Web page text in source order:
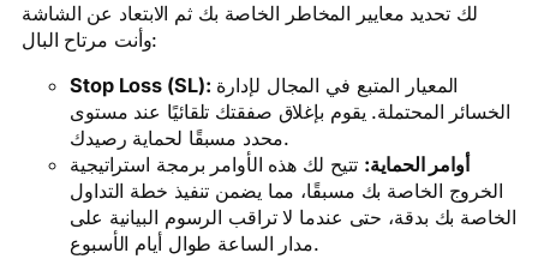
لك تحديد معايير المخاطر الخاصة بك ثم الابتعاد عن الشاشة
وأنت مرتاح البال:
Stop Loss (SL):
الخسائر المحتملة. يقوم بإغلاق صفقتك تلقائيًا عند مستوى
محدد مسبقًا لحماية رصيدك.
أوامر الحماية: تتيح لك هذه الأوامر برمجة استراتيجية
الخروج الخاصة بك مسبقًا، مما يضمن تنفيذ خطة التداول
الخاصة بك بدقة، حتى عندما لا تراقب الرسوم البيانية على
مدار الساعة طوال أيام الأسبوع.